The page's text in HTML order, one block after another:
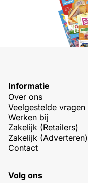
Informatie
Over ons
Veelgestelde vragen
Werken bij
Zakelijk (Retailers)
Zakelijk (Adverteren)
Contact
Volg ons